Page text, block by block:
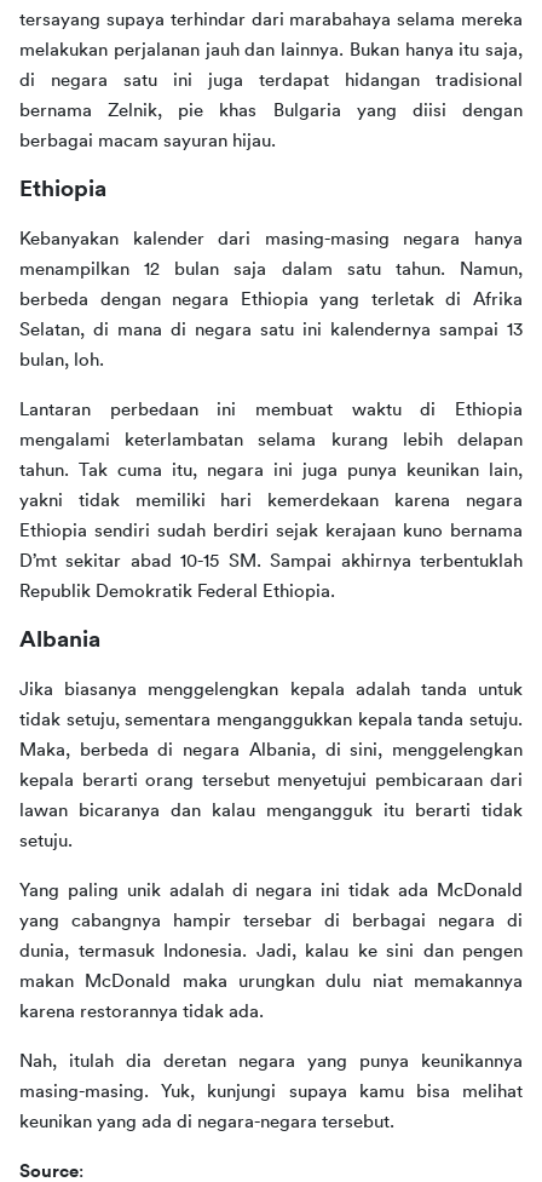
tersayang supaya terhindar dari marabahaya selama mereka
melakukan perjalanan jauh dan lainnya. Bukan hanya itu saja,
di negara satu ini juga terdapat hidangan tradisional
bernama Zelnik, pie khas Bulgaria yang diisi dengan
berbagai macam sayuran hijau.
Ethiopia
Kebanyakan kalender dari masing-masing negara hanya
menampilkan 12 bulan saja dalam satu tahun. Namun,
berbeda dengan negara Ethiopia yang terletak di Afrika
Selatan, di mana di negara satu ini kalendernya sampai 13
bulan, loh.
Lantaran perbedaan ini membuat waktu di Ethiopia
mengalami keterlambatan selama kurang lebih delapan
tahun. Tak cuma itu, negara ini juga punya keunikan lain,
yakni tidak memiliki hari kemerdekaan karena negara
Ethiopia sendiri sudah berdiri sejak kerajaan kuno bernama
D’mt sekitar abad 10-15 SM. Sampai akhirnya terbentuklah
Republik Demokratik Federal Ethiopia.
Albania
Jika biasanya menggelengkan kepala adalah tanda untuk
tidak setuju, sementara menganggukkan kepala tanda setuju.
Maka, berbeda di negara Albania, di sini, menggelengkan
kepala berarti orang tersebut menyetujui pembicaraan dari
lawan bicaranya dan kalau mengangguk itu berarti tidak
setuju.
Yang paling unik adalah di negara ini tidak ada McDonald
yang cabangnya hampir tersebar di berbagai negara di
dunia, termasuk Indonesia. Jadi, kalau ke sini dan pengen
makan McDonald maka urungkan dulu niat memakannya
karena restorannya tidak ada.
Nah, itulah dia deretan negara yang punya keunikannya
masing-masing. Yuk, kunjungi supaya kamu bisa melihat
keunikan yang ada di negara-negara tersebut.
Source: